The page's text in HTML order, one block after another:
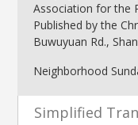
Association for the
Published by the
Buwuyuan Rd.,
Neighborhood
Simplified